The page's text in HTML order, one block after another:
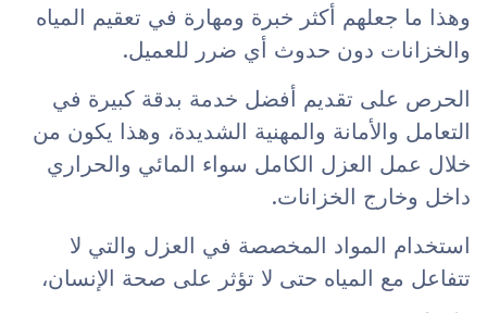
وهذا ما جعلهم أكثر خبرة ومهارة في تعقيم المياه
والخزانات دون حدوث أي ضرر للعميل.
الحرص على تقديم أفضل خدمة بدقة كبيرة في
التعامل والأمانة والمهنية الشديدة، وهذا يكون من
خلال عمل العزل الكامل سواء المائي والحراري
داخل وخارج الخزانات.
استخدام المواد المخصصة في العزل والتي لا
تتفاعل مع المياه حتى لا تؤثر على صحة الإنسان،